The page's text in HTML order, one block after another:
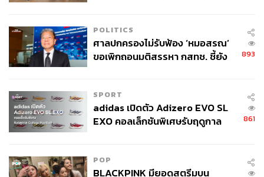
POLITICS
ศาลปกครองไม่รับฟ้อง ‘หมอสรณ’
ขอเพิกถอนมติสรรหา กสทช. ชี้ยัง
893
SPORT
adidas เปิดตัว Adizero EVO SL
EXO คอลเล็กชันพิเศษรับฤดูกาล
861
POP
BLACKPINK มียอดสตรีมบน